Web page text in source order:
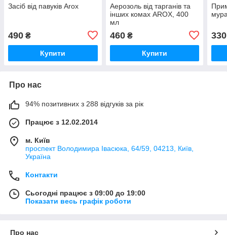
Засіб від павуків Arox
490 ₴
Купити
Аерозоль від тарганів та
інших комах AROX, 400
мл
460₴
Купити
330
Про нас
94% позитивних з 288 відгуків за рік
Працює з 12.02.2014
м. Київ
проспект Володимира Івасюка, 64/59, 04213, Київ,
Україна
Контакти
Сьогодні працює з 09:00 до 19:00
Показати весь графік роботи
Про нас